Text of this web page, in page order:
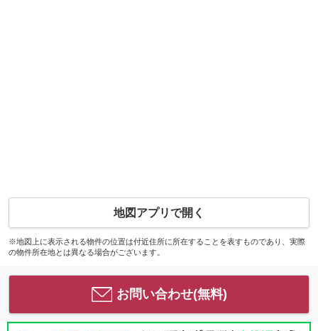
地図アプリで開く
※地図上に表示される物件の位置は付近住所に所在することを表すものであり、実際
の物件所在地とは異なる場合がございます。
お問い合わせ(無料)